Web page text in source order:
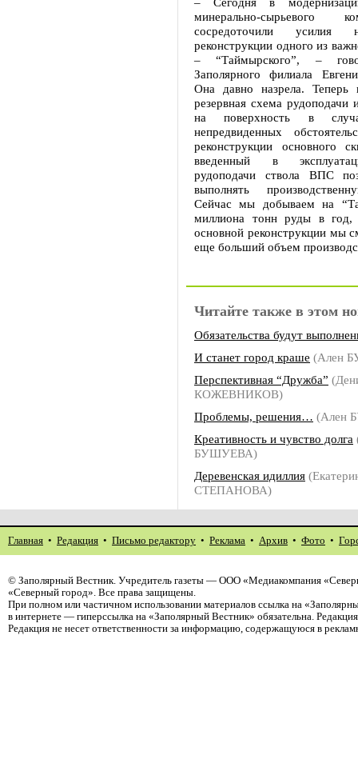
минерально-сырьевого
сосредоточили усилия
реконструкции одного из
– “Таймырского”, –
Заполярного филиала
Она давно назрела. Теперь
резервная схема рудоподачи
на поверхность в
непредвиденных
реконструкции основного
введенный в
рудоподачи ствола ВПС
выполнять
Сейчас мы добываем на
миллиона тонн руды в год,
основной реконструкции мы
еще больший объем
Читайте также в этом
Обязательства будут
И станет город краше (Ален
Перспективная “Дружба”
КОЖЕВНИКОВ)
Проблемы, решения… (Ален
Креативность и чувство долга
БУШУЕВА)
Деревенская идиллия
СТЕПАНОВА)
Главная • Редакция • Письмо редактору • Реклама • Архив • Фото •
© Заполярный Вестник. Учредитель газеты — ООО «Медиакомпания
«Северный город». Все права защищены.
При полном или частичном использовании материалов ссылка на
в интернете — гиперссылка на «Заполярный Вестник» обязательна.
Редакция не несет ответственности за информацию, содержащуюся в